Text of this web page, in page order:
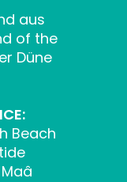
aus
of the
Düne
Beach